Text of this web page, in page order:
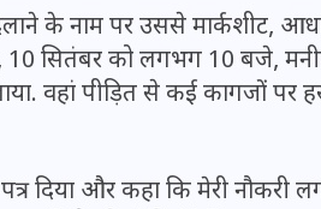
के नाम पर उससे मार्कशीट,
सितंबर को लगभग 10 बजे,
वहां पीड़ित से कई कागजों पर
दिया और कहा कि मेरी
पंखे
जिस
के बीते
हुए